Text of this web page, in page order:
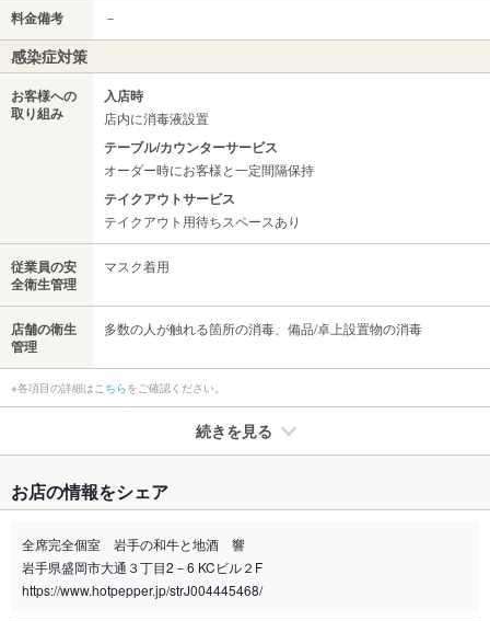
料金備考 －
感染症対策
お客様への
取り組み
入店時
店内に消毒液設置
テーブル/カウンターサービス
オーダー時にお客様と一定間隔保持
テイクアウトサービス
テイクアウト用待ちスペースあり
従業員の安
全衛生管理
マスク着用
店舗の衛生
管理
多数の人が触れる箇所の消毒、備品/卓上設置物の消毒
※各項目の詳細は こちらをご確認ください。
続きを見る
禁煙・喫煙 全席喫煙可
喫煙専用室 あり
※2020年4月1日～受動喫煙対策に関する法律が施行されています。正しい情報はお店へお問い
お店の情報をシェア
全席完全個室 岩手の和牛と地酒 響
岩手県盛岡市大通３丁目2－6 KCビル２F
https://www.hotpepper.jp/strJ004445468/